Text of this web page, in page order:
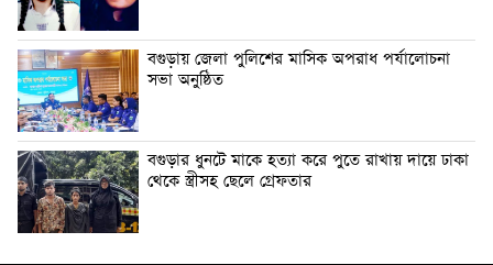
বগুড়ায় জেলা পুলিশের মাসিক অপরাধ পর্যালোচনা
সভা অনুষ্ঠিত
বগুড়ার ধুনটে মাকে হত্যা করে পুতে রাখায় দায়ে ঢাকা
থেকে স্ত্রীসহ ছেলে গ্রেফতার